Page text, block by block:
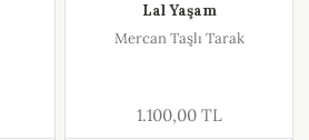
Lal Yaşam
Mercan Taşlı Tarak
1.100,00 TL